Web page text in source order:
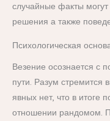
случайные факты
решения а также
Психологическая
Везение осознается с
пути. Разум стремится
явных нет, что в итоге
отношении рандомом.